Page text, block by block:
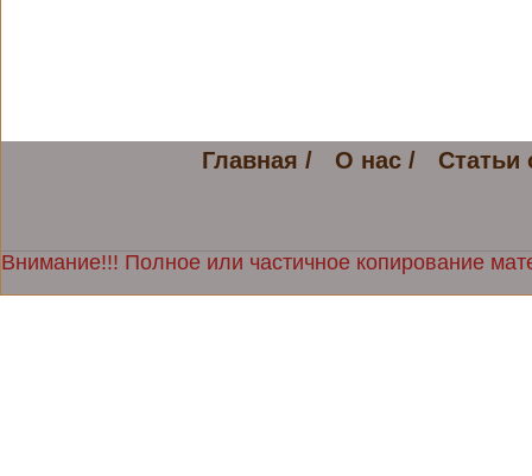
Главная / О нас / Статьи
Внимание!!! Полное или частичное копирование